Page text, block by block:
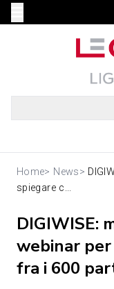
Home> News>
spiegare c...
DIGIWISE:
webinar
fra i 600